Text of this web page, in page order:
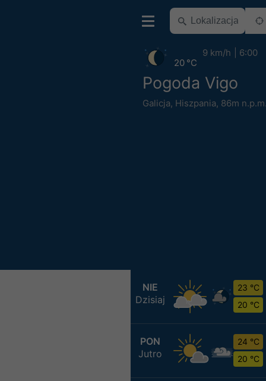
Pogoda Vigo
Galicja, Hiszpania, 86m
20 °C
9 km/h 6:00
NIE
Dzisiaj
23 °C
20 °C
PON
Jutro
24 °C
20 °C